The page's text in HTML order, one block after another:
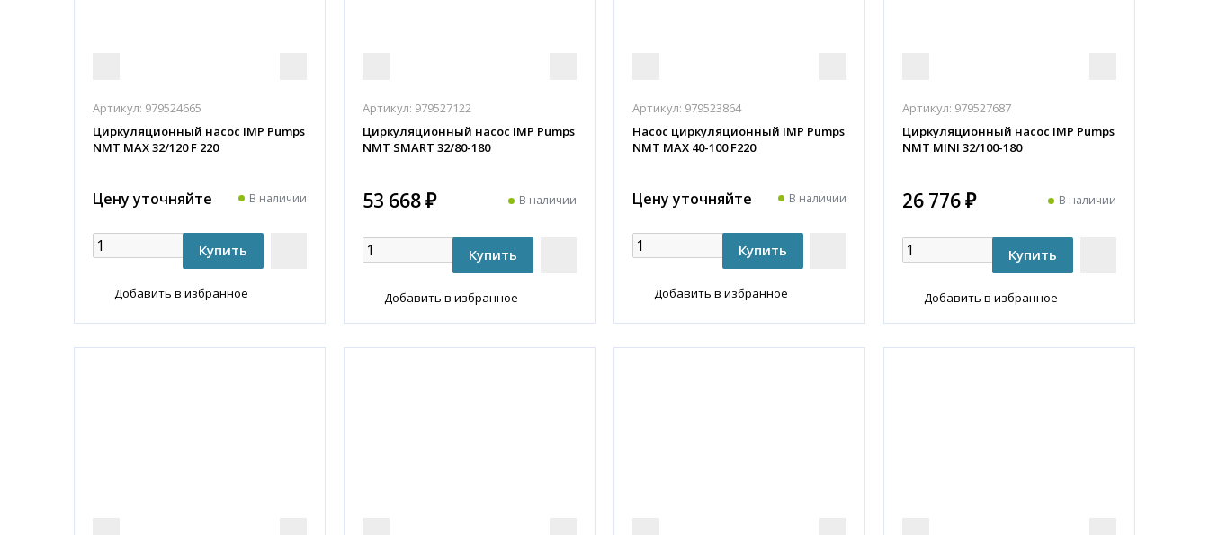
Артикул: 979524665
Циркуляционный насос IMP Pumps
NMT MAX 32/120 F 220
Цену уточняйте В наличии
Добавить в избранное
Артикул: 979527122
Циркуляционный насос IMP Pumps
NMT SMART 32/80-180
53 668 ₽ В наличии
Добавить в избранное
Артикул: 979523864
Насос циркуляционный IMP Pumps
NMT MAX 40-100 F220
Цену уточняйте В наличии
Добавить в избранное
Артикул: 979527687
Циркуляционный насос IMP Pumps
NMT MINI 32/100-180
26 776 ₽ В наличии
Добавить в избранное